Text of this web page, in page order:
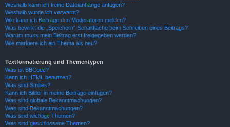
Weshalb kann ich keine Dateianhänge anfügen?
Weshalb wurde ich verwarnt?
Wie kann ich Beiträge den Moderatoren melden?
Was bewirkt die „Speichern“-Schaltfläche beim Schreiben eines Beitrags?
Warum muss mein Beitrag erst freigegeben werden?
Wie markiere ich ein Thema als neu?
Textformatierung und Thementypen
Was ist BBCode?
Kann ich HTML benutzen?
Was sind Smilies?
Kann ich Bilder in meine Beiträge einfügen?
Was sind globale Bekanntmachungen?
Was sind Bekanntmachungen?
Was sind wichtige Themen?
Was sind geschlossene Themen?